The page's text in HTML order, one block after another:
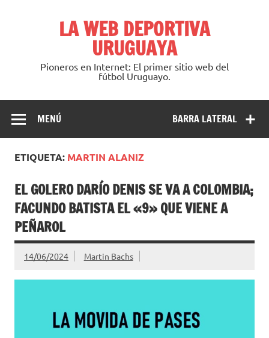
LA WEB DEPORTIVA
URUGUAYA
Pioneros en Internet: El primer sitio web del
fútbol Uruguayo.
BARRA LATERAL
MENÚ
ETIQUETA: MARTIN ALANIZ
EL GOLERO DARÍO DENIS SE VA A COLOMBIA;
FACUNDO BATISTA EL «9» QUE VIENE A
PEÑAROL
14/06/2024 Martin Bachs